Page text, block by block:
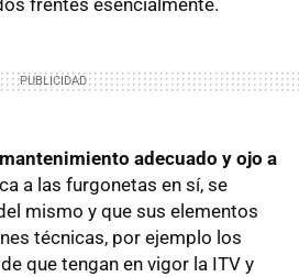
frentes esencialmente.
adecuado y ojo a
a las furgonetas en sí, se
mismo y que sus elementos
técnicas, por ejemplo los
que tengan en vigor la ITV y